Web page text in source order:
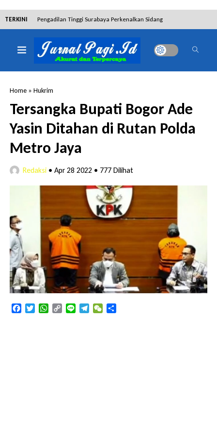
TERKINI Pengadilan Tinggi Surabaya Perkenalkan Sidang
Elektronik dan Sosialisasikan Ketentuan Baru KUHAP
Dibantah Terdakwa Ranto Hensa, Salim Himawan
Terpidana Penipuan 10 Miliar
Lakukan Pencurian dengan Pemberatan,
Muhammad Syifa Dihukum 4 Bulan Penjara
RSUD Bangil Raih Penghargaan Internasional WSO,
Perkuat Layanan Code Stroke Lewat Webinar
Hakim Sebut Saksi Beruntung Tak Terseret Perkara
Angkutan Bawang Bombay Tak Sesuai Dokumen
Home » Hukrim
Tersangka Bupati Bogor Ade
Yasin Ditahan di Rutan Polda
Metro Jaya
Redaksi • Apr 28 2022 • 777 Dilihat
FacebookTwitterWhatsApp
Copy
Line TelegramWeChat